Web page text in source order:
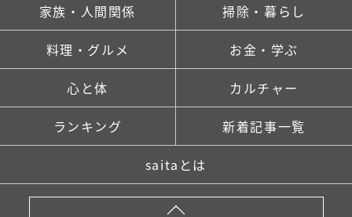
家族・人間関係 掃除・暮らし
料理・グルメ お金・学ぶ
心と体 カルチャー
ランキング 新着記事一覧
saitaとは